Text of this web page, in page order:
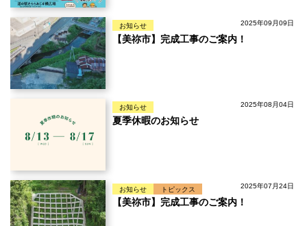
お知らせ 2025年09月09日
【美祢市】完成工事のご案内！
お知らせ 2025年08月04日
夏季休暇のお知らせ
お知らせ トピックス 2025年07月24日
【美祢市】完成工事のご案内！